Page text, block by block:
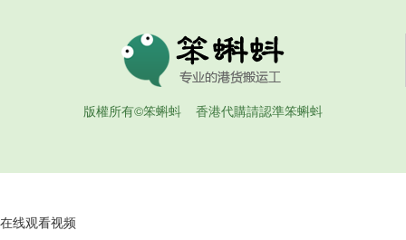
版權所有©笨蝌蚪 香港代購請認準笨蝌蚪
在线观看视频